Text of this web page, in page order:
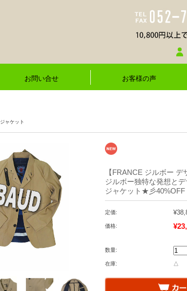
お問い合せ お客様の声
ジャケット
【FRANCE ジルボー
ジルボー独特な発想と
ジャケット★彡40%OFF
定価:
価格:
数量:
在庫: △